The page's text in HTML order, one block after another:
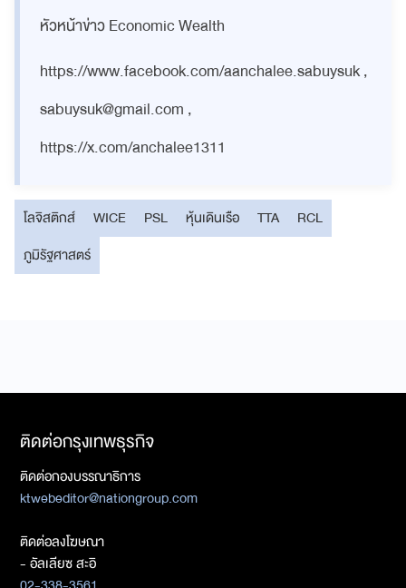
หัวหน้าข่าว Economic Wealth
https://www.facebook.com/aanchalee.sabuysuk ,
sabuysuk@gmail.com ,
https://x.com/anchalee1311
โลจิสติกส์ WICE PSL หุ้นเดินเรือ TTA
RCL
ภูมิรัฐศาสตร์
ติดต่อกรุงเทพธุรกิจ
ติดต่อกองบรรณาธิการ
ktwebeditor@nationgroup.com
ติดต่อลงโฆษณา
- อัลเลียซ สะอิ